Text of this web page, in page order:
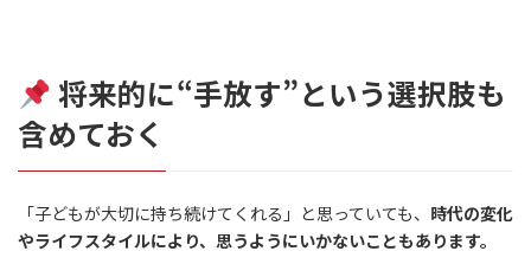
将来的に“手放す”という選択肢も
含めておく
「子どもが大切に持ち続けてくれる」と思っていても、 時代の変化
やライフスタイルにより、思うようにいかないこともあります。